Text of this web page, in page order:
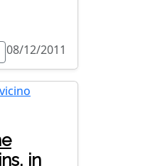
08/12/2011
in